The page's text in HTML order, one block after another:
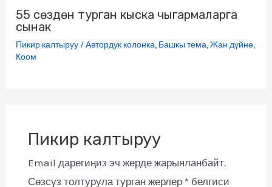
55 сөздөн турган кыска чыгармаларга
сынак
Пикир калтыруу /Автордук колонка, Башкы тема,Жан дүйнө,
Коом
Пикир калтыруу
Email дарегиңиз эч жерде жарыяланбайт.
Сөзсүз толтурула турган жерлер * белгиси